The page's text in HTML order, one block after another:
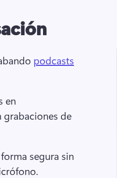
podcasts
en
grabaciones de
segura sin